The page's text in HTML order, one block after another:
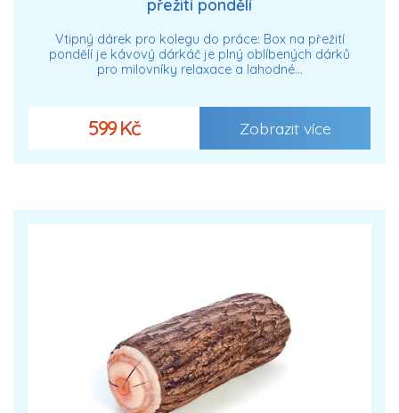
přežití pondělí
Vtipný dárek pro kolegu do práce: Box na přežití
pondělí je kávový dárkáč je plný oblíbených dárků
pro milovníky relaxace a lahodné…
599 Kč Zobrazit více